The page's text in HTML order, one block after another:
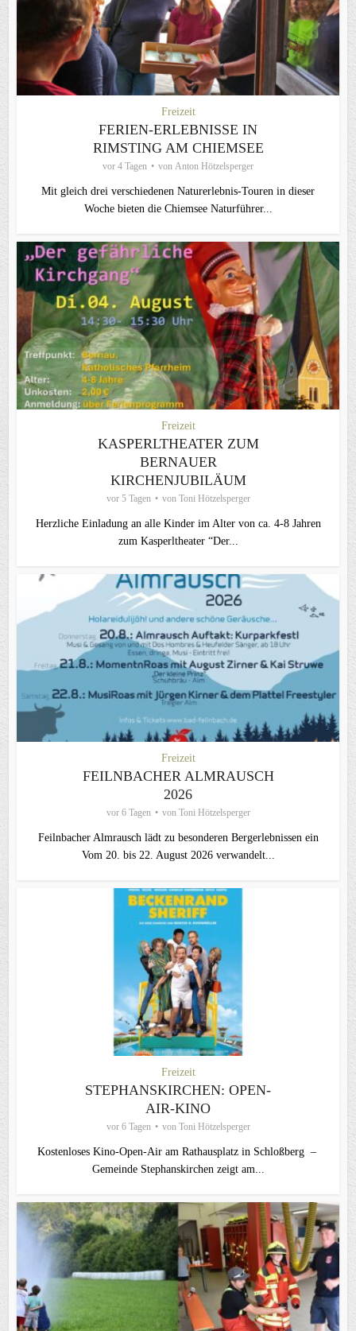
Freizeit
FERIEN-ERLEBNISSE IN
RIMSTING AM CHIEMSEE
vor 4 Tagen von Anton Hötzelsperger
Mit gleich drei verschiedenen Naturerlebnis-Touren in dieser
Woche bieten die Chiemsee Naturführer...
Freizeit
KASPERLTHEATER ZUM
BERNAUER
KIRCHENJUBILÄUM
vor 5 Tagen von Toni Hötzelsperger
Herzliche Einladung an alle Kinder im Alter von ca. 4-8 Jahren
zum Kasperltheater “Der...
Freizeit
FEILNBACHER ALMRAUSCH
2026
vor 6 Tagen von Toni Hötzelsperger
Feilnbacher Almrausch lädt zu besonderen Bergerlebnissen ein
Vom 20. bis 22. August 2026 verwandelt...
Freizeit
STEPHANSKIRCHEN: OPEN-
AIR-KINO
vor 6 Tagen von Toni Hötzelsperger
Kostenloses Kino-Open-Air am Rathausplatz in Schloßberg –
Gemeinde Stephanskirchen zeigt am...